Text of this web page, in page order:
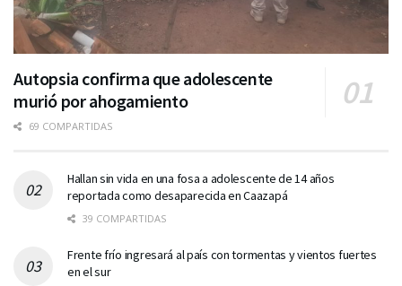
Autopsia confirma que adolescente
murió por ahogamiento
69 COMPARTIDAS
Hallan sin vida en una fosa a adolescente de 14 años
reportada como desaparecida en Caazapá
39 COMPARTIDAS
Frente frío ingresará al país con tormentas y vientos fuertes
en el sur